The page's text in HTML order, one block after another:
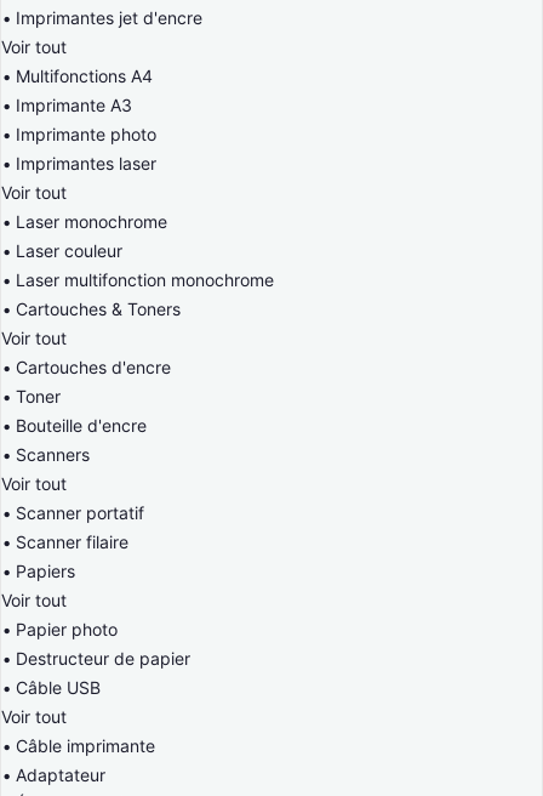
Imprimantes jet d'encre
Voir tout
Multifonctions A4
Imprimante A3
Imprimante photo
Imprimantes laser
Voir tout
Laser monochrome
Laser couleur
Laser multifonction monochrome
Cartouches & Toners
Voir tout
Cartouches d'encre
Toner
Bouteille d'encre
Scanners
Voir tout
Scanner portatif
Scanner filaire
Papiers
Voir tout
Papier photo
Destructeur de papier
Câble USB
Voir tout
Câble imprimante
Adaptateur